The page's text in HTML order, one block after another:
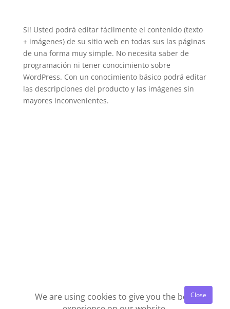
Si! Usted podrá editar fácilmente el contenido (texto
+ imágenes) de su sitio web en todas sus las páginas
de una forma muy simple. No necesita saber de
programación ni tener conocimiento sobre
WordPress. Con un conocimiento básico podrá editar
las descripciones del producto y las imágenes sin
mayores inconvenientes.
We are using cookies to give you the best